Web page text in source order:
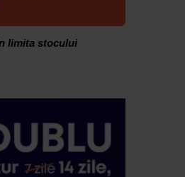
limita stocului